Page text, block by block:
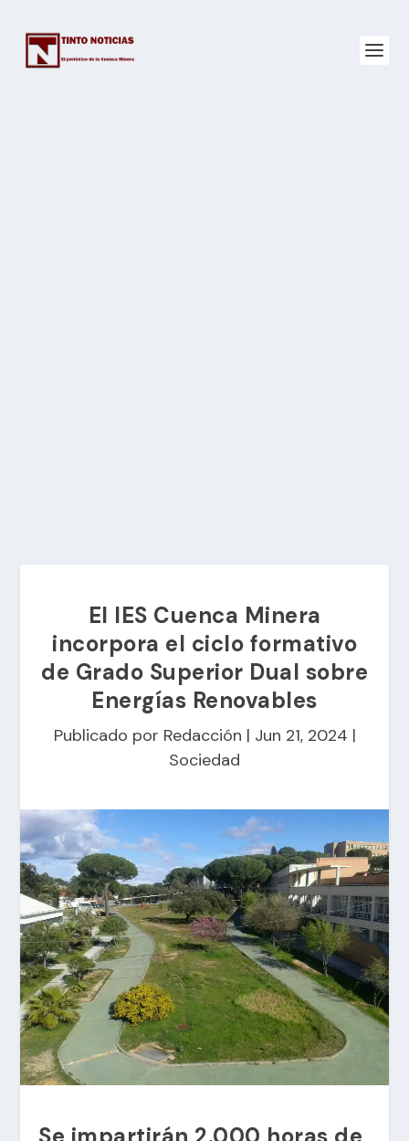
El IES Cuenca Minera
incorpora el ciclo formativo
de Grado Superior Dual sobre
Energías Renovables
Publicado por Redacción | Jun 21, 2024 |
Sociedad